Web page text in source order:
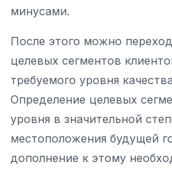
минусами.
После этого можно
целевых сегментов
требуемого уровня
Определение целевых
уровня в значительной
местоположения будущей
дополнение к этому